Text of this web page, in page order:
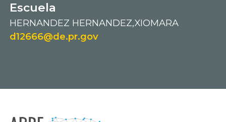
Escuela
HERNANDEZ HERNANDEZ,XIOMARA
d12666@de.pr.gov